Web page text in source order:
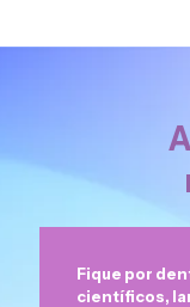
Fique por
científicos,